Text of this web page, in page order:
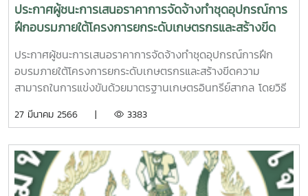
ประกาศผู้ชนะการเสนอราคาการจัดจ้างทำชุดอุปกรณ์การ
ฝึกอบรมภายใต้โครงการยกระดับเกษตรกรและสร้างขีด
ความสามารถในการแข่งขันด้วยมาตรฐานเกษตรอินทรีย์
สากล โดยวิธีเฉพาะเจาะจง
ประกาศผู้ชนะการเสนอราคาการจัดจ้างทำชุดอุปกรณ์การฝึก
อบรมภายใต้โครงการยกระดับเกษตรกรและสร้างขีดความ
สามารถในการแข่งขันด้วยมาตรฐานเกษตรอินทรีย์สากล โดยวิธี
27 มีนาคม 2566 | 3383